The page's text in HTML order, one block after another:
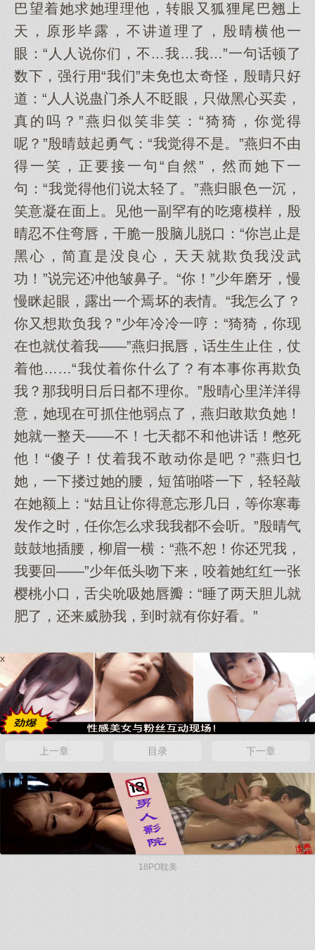
巴望着她求她理理他，转眼又狐狸尾巴翘上
天，原形毕露，不讲道理了，殷晴横他一
眼：“人人说你们，不…我…我…”一句话顿了
数下，强行用“我们”未免也太奇怪，殷晴只好
道：“人人说蛊门杀人不眨眼，只做黑心买卖，
真的吗？”燕归似笑非笑：“猗猗，你觉得
呢？”殷晴鼓起勇气：“我觉得不是。”燕归不由
得一笑，正要接一句“自然”，然而她下一
句：“我觉得他们说太轻了。”燕归眼色一沉，
笑意凝在面上。见他一副罕有的吃瘪模样，殷
晴忍不住弯唇，干脆一股脑儿脱口：“你岂止是
黑心，简直是没良心，天天就欺负我没武
功！”说完还冲他皱鼻子。“你！”少年磨牙，慢
慢眯起眼，露出一个焉坏的表情。“我怎么了？
你又想欺负我？”少年冷冷一哼：“猗猗，你现
在也就仗着我——”燕归抿唇，话生生止住，仗
着他……“我仗着你什么了？有本事你再欺负
我？那我明日后日都不理你。”殷晴心里洋洋得
意，她现在可抓住他弱点了，燕归敢欺负她！
她就一整天——不！七天都不和他讲话！憋死
他！“傻子！仗着我不敢动你是吧？”燕归乜
她，一下搂过她的腰，短笛啪嗒一下，轻轻敲
在她额上：“姑且让你得意忘形几日，等你寒毒
发作之时，任你怎么求我我都不会听。”殷晴气
鼓鼓地插腰，柳眉一横：“燕不恕！你还咒我，
我要回——”少年低头吻下来，咬着她红红一张
樱桃小口，舌尖吮吸她唇瓣：“睡了两天胆儿就
肥了，还来威胁我，到时就有你好看。”
x
上一章 目录 下一章
x
18PO耽美